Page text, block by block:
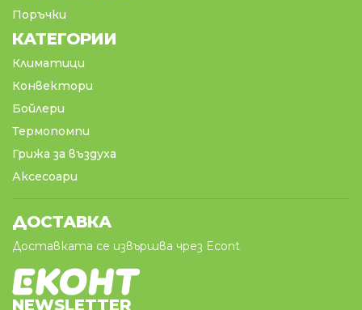
Поръчки
КАТЕГОРИИ
Климатици
Конвектори
Бойлери
Термопомпи
Грижа за въздуха
Аксесоари
ДОСТАВКА
Доставката се извършва чрез Econt
NEWSLETTER